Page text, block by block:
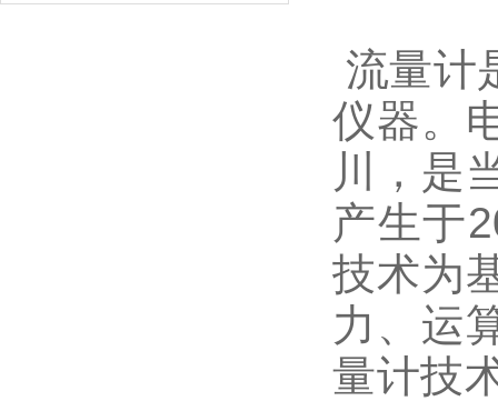
流量计
仪器。
川，是
产生于
技术为
力、运
量计技